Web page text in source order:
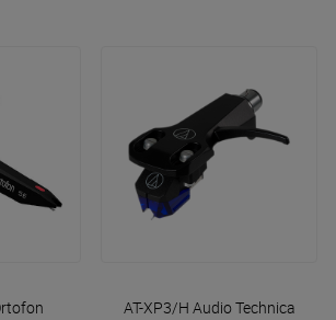
AT-XP3/H Audio Technica